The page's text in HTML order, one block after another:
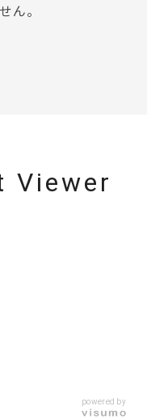
ん。
Viewer
powered by